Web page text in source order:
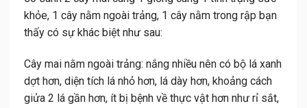
khỏe, 1 cây nằm ngoài trảng, 1 cây nằm trong rập bạn
thấy có sự khác biệt như sau:
Cây mai nằm ngoài trảng: nắng nhiều nên có bộ lá xanh
dợt hơn, diện tích lá nhỏ hơn, lá dày hơn, khoảng cách
giửa 2 lá gần hơn, ít bị bệnh về thực vật hơn như rỉ sắt,